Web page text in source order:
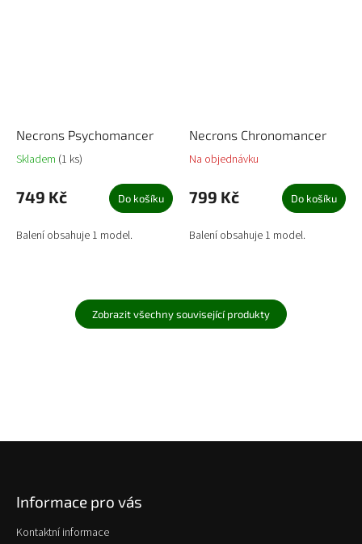
Necrons Psychomancer
Skladem (1 ks)
749 Kč Do košíku
Balení obsahuje 1 model.
Necrons Chronomancer
Na objednávku
799 Kč Do košíku
Balení obsahuje 1 model.
Zobrazit všechny související produkty
Informace pro vás
Kontaktní informace